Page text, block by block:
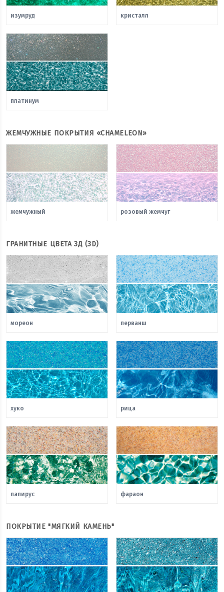
изумруд кристалл
платинум
ЖЕМЧУЖНЫЕ ПОКРЫТИЯ «CHAMELEON»
жемчужный розовый жемчуг
ГРАНИТНЫЕ ЦВЕТА 3Д (3D)
мореон перванш
хуко рица
папирус фараон
ПОКРЫТИЕ "МЯГКИЙ КАМЕНЬ"